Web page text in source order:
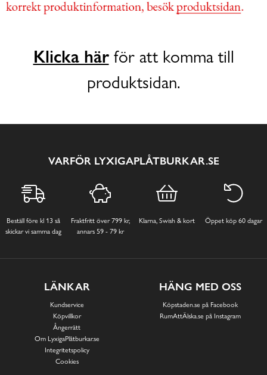
Klicka härför att komma till
produktsidan.
VARFÖR LYXIGAPLÅTBURKAR.SE
Beställ före kl 13 så
skickar vi samma dag
Fraktfritt över 799 kr,
annars 59 - 79 kr
Klarna, Swish & kort Öppet köp 60 dagar
LÄNKAR
Kundservice
Köpvillkor
Ångerrätt
Om LyxigaPlåtburkar.se
Integritetspolicy
Cookies
HÄNG MED OSS
Köpstaden.se på Facebook
RumAttÄlska.se på Instagram